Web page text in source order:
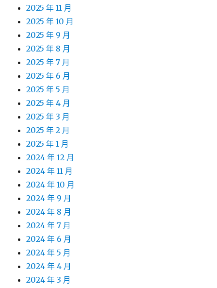
2025 年 11 月
2025 年 10 月
2025 年 9 月
2025 年 8 月
2025 年 7 月
2025 年 6 月
2025 年 5 月
2025 年 4 月
2025 年 3 月
2025 年 2 月
2025 年 1 月
2024 年 12 月
2024 年 11 月
2024 年 10 月
2024 年 9 月
2024 年 8 月
2024 年 7 月
2024 年 6 月
2024 年 5 月
2024 年 4 月
2024 年 3 月